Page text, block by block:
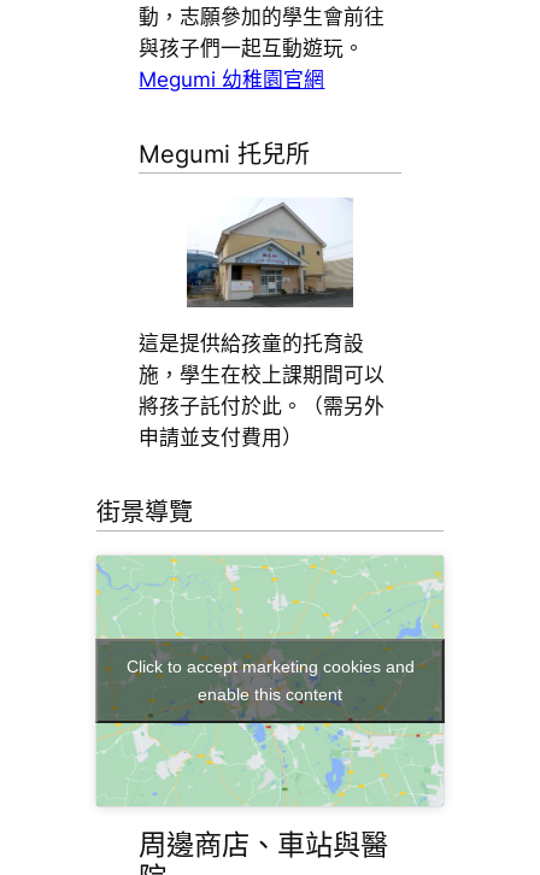
動，志願參加的學生會前往
與孩子們一起互動遊玩。
Megumi 幼稚園官網
Megumi 托兒所
這是提供給孩童的托育設
施，學生在校上課期間可以
將孩子託付於此。（需另外
申請並支付費用）
街景導覽
Click to accept marketing cookies and
enable this content
周邊商店、車站與醫